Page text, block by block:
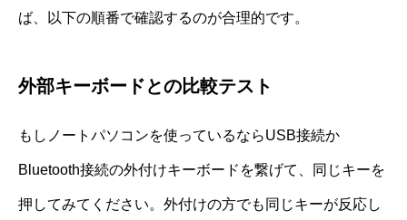
ば、以下の順番で確認するのが合理的です。
外部キーボードとの比較テスト
もしノートパソコンを使っているならUSB接続か
Bluetooth接続の外付けキーボードを繋げて、同じキーを
押してみてください。外付けの方でも同じキーが反応し